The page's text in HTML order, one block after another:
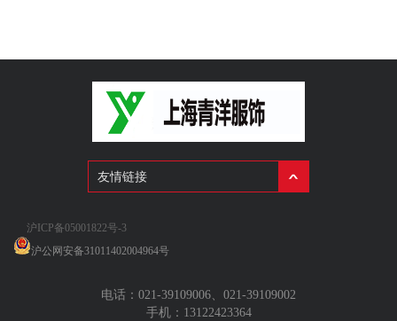
友情链接
沪ICP备05001822号-3
沪公网安备31011402004964号
电话： 021-39109006、 021-39109002
手机： 13122423364